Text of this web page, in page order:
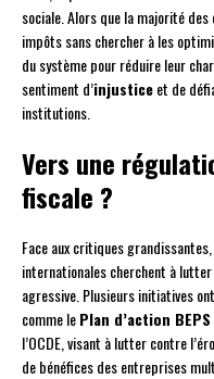
sociale. Alors que la majorité
impôts sans chercher à les
du système pour réduire leur
sentiment d’injusticeet de
institutions.
Vers une
fiscale ?
Face aux critiques
internationales cherchent à
agressive. Plusieurs initiatives
comme lePlan d’action BEPS
l’OCDE, visant à lutter contre
de bénéfices des entreprises